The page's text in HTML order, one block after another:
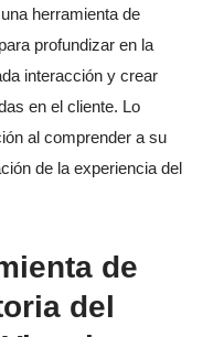
herramienta de
profundizar en la
interacción y crear
en el cliente. Lo
al comprender a su
de la experiencia del
de
del